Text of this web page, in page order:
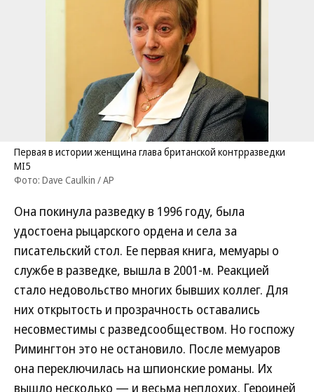
Первая в истории женщина глава британской контрразведки
MI5
Фото: Dave Caulkin / AP
Она покинула разведку в 1996 году, была
удостоена рыцарского ордена и села за
писательский стол. Ее первая книга, мемуары о
службе в разведке, вышла в 2001-м. Реакцией
стало недовольство многих бывших коллег. Для
них открытость и прозрачность оставались
несовместимы с разведсообществом. Но госпожу
Римингтон это не остановило. После мемуаров
она переключилась на шпионские романы. Их
вышло несколько — и весьма неплохих. Героиней